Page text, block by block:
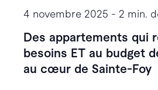
4 novembre 2025 - 2 min.
Des appartements qui
besoins ET au budget
au cœur de Sainte-Foy